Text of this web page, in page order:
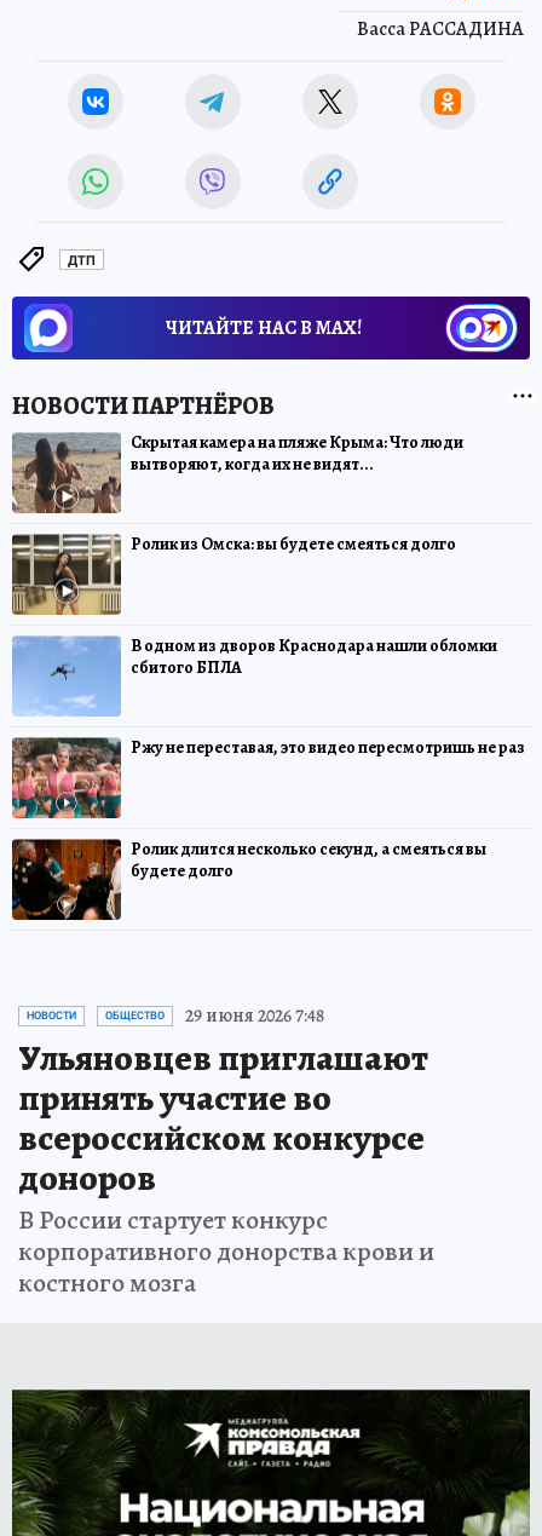
Васса РАССАДИНА
ДТП
ЧИТАЙТЕ НАС В МАХ!
Скрытая камера на пляже Крыма: Что люди
вытворяют, когда их не видят...
Ролик из Омска: вы будете смеяться долго
В одном из дворов Краснодара нашли обломки
сбитого БПЛА
Ржу не переставая, это видео пересмотришь не раз
Ролик длится несколько секунд, а смеяться вы
будете долго
НОВОСТИ ОБЩЕСТВО 29 июня 2026 7:48
Ульяновцев приглашают
принять участие во
всероссийском конкурсе
доноров
В России стартует конкурс
корпоративного донорства крови и
костного мозга